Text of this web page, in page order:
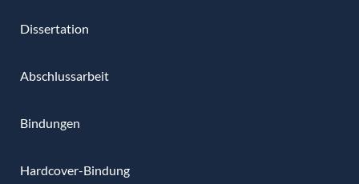
Dissertation
Abschlussarbeit
Bindungen
Hardcover-Bindung